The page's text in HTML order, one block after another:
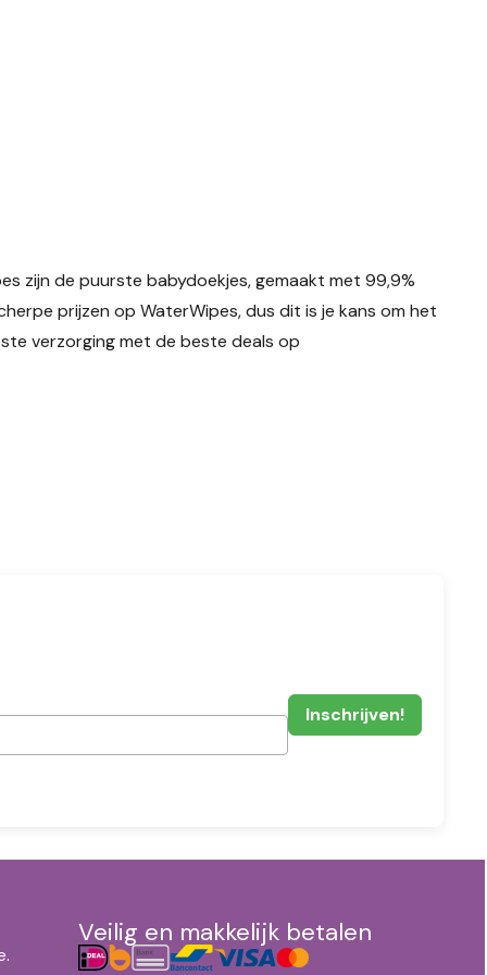
zijn de puurste babydoekjes, gemaakt met 99,9%
prijzen op WaterWipes, dus dit is je kans om het
verzorging met de beste deals op
Veilig en makkelijk betalen